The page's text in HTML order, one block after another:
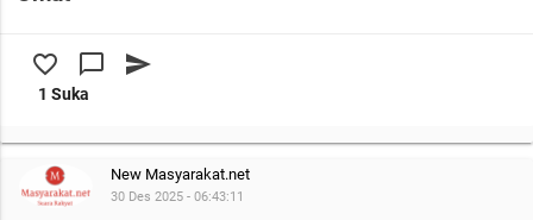
favorite_border chat_bubble_outline send
1 Suka
New Masyarakat.net
30 Des 2025 - 06:43:11